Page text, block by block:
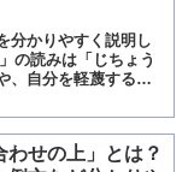
分かりやすく説明し
の読みは「じちょう
、自分を軽蔑するこ
わせの上」とは？